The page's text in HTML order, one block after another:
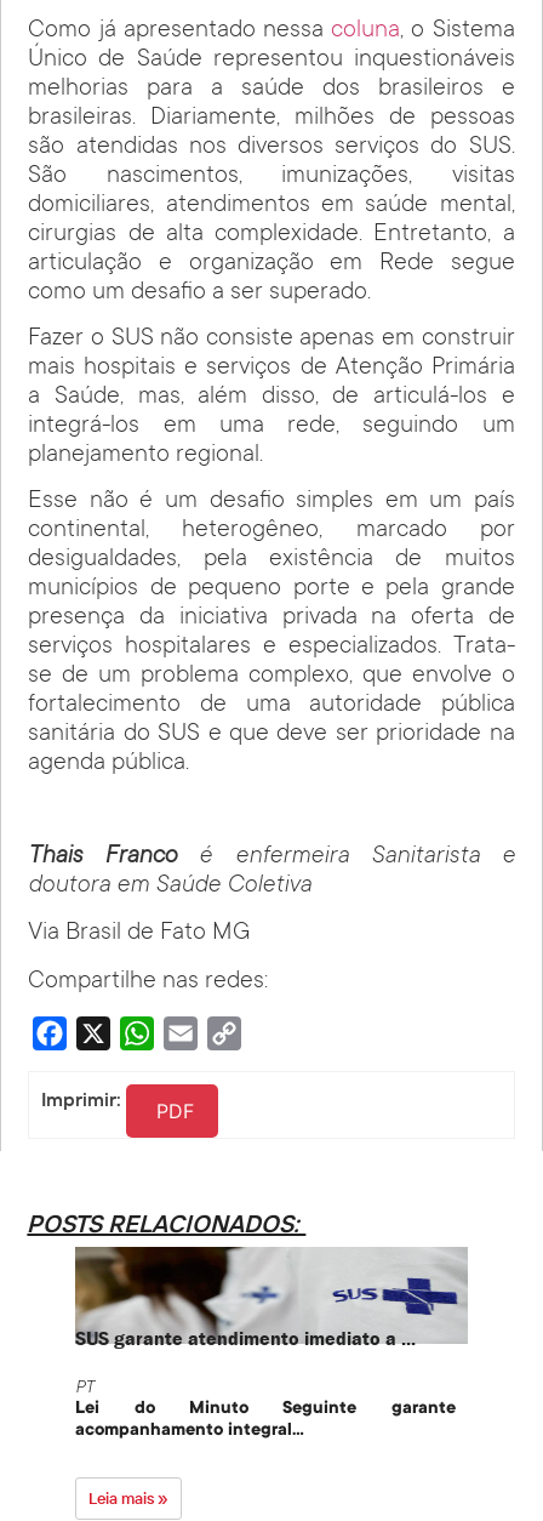
Como já apresentado nessa coluna, o Sistema
Único de Saúde representou inquestionáveis
melhorias para a saúde dos brasileiros e
brasileiras. Diariamente, milhões de pessoas
são atendidas nos diversos serviços do SUS.
São nascimentos, imunizações, visitas
domiciliares, atendimentos em saúde mental,
cirurgias de alta complexidade. Entretanto, a
articulação e organização em Rede segue
como um desafio a ser superado.
Fazer o SUS não consiste apenas em construir
mais hospitais e serviços de Atenção Primária
a Saúde, mas, além disso, de articulá-los e
integrá-los em uma rede, seguindo um
planejamento regional.
Esse não é um desafio simples em um país
continental, heterogêneo, marcado por
desigualdades, pela existência de muitos
municípios de pequeno porte e pela grande
presença da iniciativa privada na oferta de
serviços hospitalares e especializados. Trata-
se de um problema complexo, que envolve o
fortalecimento de uma autoridade pública
sanitária do SUS e que deve ser prioridade na
agenda pública.
Thais Francoé enfermeira Sanitarista e
doutora em Saúde Coletiva
Via Brasil de Fato MG
Compartilhe nas redes:
Facebook WhatsApp
Email
Imprimir: PDF
POSTS RELACIONADOS:
SUS garante atendimento imediato a ...
PT
Lei do Minuto Seguinte garante
acompanhamento integral...
Leia mais »